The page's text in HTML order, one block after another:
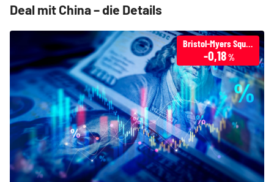
Deal mit China – die Details
Bristol-Myers Squibb
-0,18%